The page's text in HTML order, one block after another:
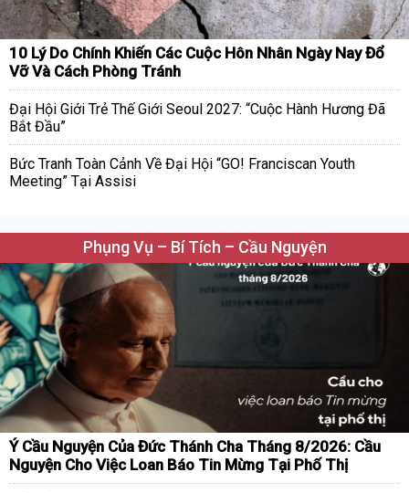
10 Lý Do Chính Khiến Các Cuộc Hôn Nhân Ngày Nay Đổ
Vỡ Và Cách Phòng Tránh
Đại Hội Giới Trẻ Thế Giới Seoul 2027: “Cuộc Hành Hương Đã
Bắt Đầu”
Bức Tranh Toàn Cảnh Về Đại Hội “GO! Franciscan Youth
Meeting” Tại Assisi
Phụng Vụ – Bí Tích – Cầu Nguyện
Ý Cầu Nguyện Của Đức Thánh Cha Tháng 8/2026: Cầu
Nguyện Cho Việc Loan Báo Tin Mừng Tại Phố Thị